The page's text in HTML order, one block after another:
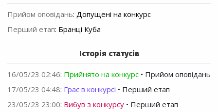
Прийом оповідань: Допущені на конкурс
Перший етап: Бранці Куба
Історія статусів
16/05/23 02:46: Прийнято на конкурс • Прийом оповідань
17/05/23 04:48: Грає в конкурсі • Перший етап
23/05/23 23:00: Вибув з конкурсу • Перший етап